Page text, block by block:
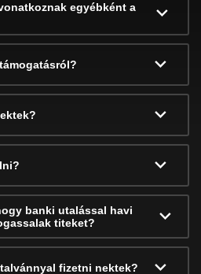
egyébként a
banki utalással havi
titeket?
fizetni nektek?